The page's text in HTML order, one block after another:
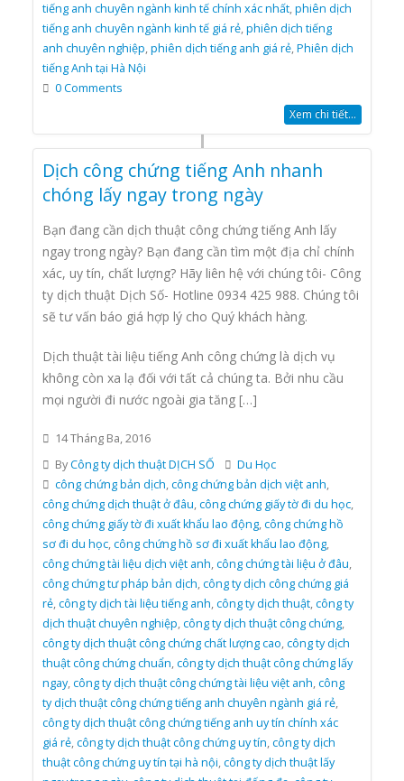
tiếng anh chuyên ngành kinh tế chính xác nhất,phiên dịch
tiếng anh chuyên ngành kinh tế giá rẻ,phiên dịch tiếng
anh chuyên nghiệp,phiên dịch tiếng anh giá rẻ,Phiên dịch
tiếng Anh tại Hà Nội
0 Comments
Xem chi tiết...
Dịch công chứng tiếng Anh nhanh
chóng lấy ngay trong ngày
Bạn đang cần dịch thuật công chứng tiếng Anh lấy
ngay trong ngày? Bạn đang cần tìm một địa chỉ chính
xác, uy tín, chất lượng? Hãy liên hệ với chúng tôi- Công
ty dịch thuật Dịch Số- Hotline 0934 425 988. Chúng tôi
sẽ tư vấn báo giá hợp lý cho Quý khách hàng.
Dịch thuật tài liệu tiếng Anh công chứng là dịch vụ
không còn xa lạ đối với tất cả chúng ta. Bởi nhu cầu
mọi người đi nước ngoài gia tăng […]
14 Tháng Ba, 2016
ByCông ty dịch thuật DỊCH SỐ
Du Học
công chứng bản dịch,công chứng bản dịch việt anh,
công chứng dịch thuật ở đâu,công chứng giấy tờ đi du học,
công chứng giấy tờ đi xuất khẩu lao động,công chứng hồ
sơ đi du học,công chứng hồ sơ đi xuất khẩu lao động,
công chứng tài liệu dịch việt anh,công chứng tài liệu ở đâu,
công chứng tư pháp bản dịch,công ty dịch công chứng giá
rẻ,công ty dịch tài liệu tiếng anh,công ty dịch thuật,công ty
dịch thuật chuyên nghiệp,công ty dịch thuật công chứng,
công ty dịch thuật công chứng chất lượng cao,công ty dịch
thuật công chứng chuẩn,công ty dịch thuật công chứng lấy
ngay,công ty dịch thuật công chứng tài liệu việt anh,công
ty dịch thuật công chứng tiếng anh chuyên ngành giá rẻ,
công ty dịch thuật công chứng tiếng anh uy tín chính xác
giá rẻ,công ty dịch thuật công chứng uy tín,công ty dịch
thuật công chứng uy tín tại hà nội,công ty dịch thuật lấy